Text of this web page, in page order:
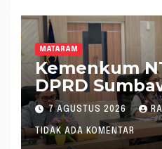
MATARAM
Kemenkum
DPRD
Mantapkan
Inisiatif
7 AGUSTUS 2026
TIDAK ADA KOMENTAR